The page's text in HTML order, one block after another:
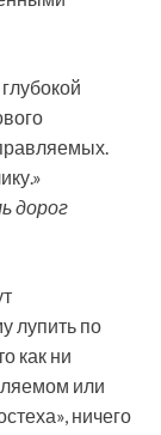
дорог
лупить по
как ни
или
ничего